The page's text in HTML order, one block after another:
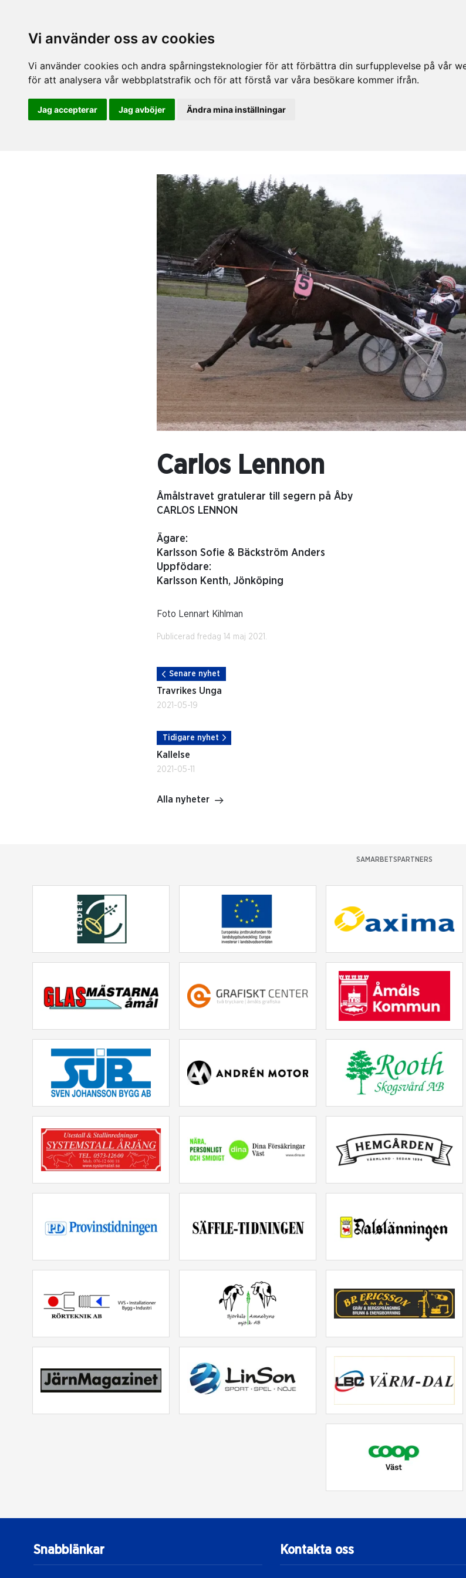
Vi använder oss av cookies
Vi använder cookies och andra spårningsteknologier för att förbättra din surfupplevelse på vår
för att analysera vår webbplatstrafik och för att förstå var våra besökare kommer ifrån.
Jag accepterar Jag avböjer Ändra mina inställningar
Carlos Lennon
Åmålstravet gratulerar till segern på Åby
CARLOS LENNON
Ägare:
Karlsson Sofie & Bäckström Anders
Uppfödare:
Karlsson Kenth, Jönköping
Foto Lennart Kihlman
Publicerad fredag 14 maj 2021.
Senare nyhet
Travrikes Unga
2021-05-19
Tidigare nyhet
Kallelse
2021-05-11
Alla nyheter
SAMARBETSPARTNERS
Snabblänkar Kontakta oss